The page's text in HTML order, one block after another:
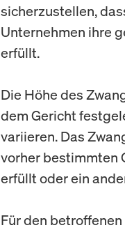
sicherzustellen,
Unternehmen ihre
erfüllt.
Die Höhe des
dem Gericht
variieren. Das
vorher bestimmten
erfüllt oder ein
Für den